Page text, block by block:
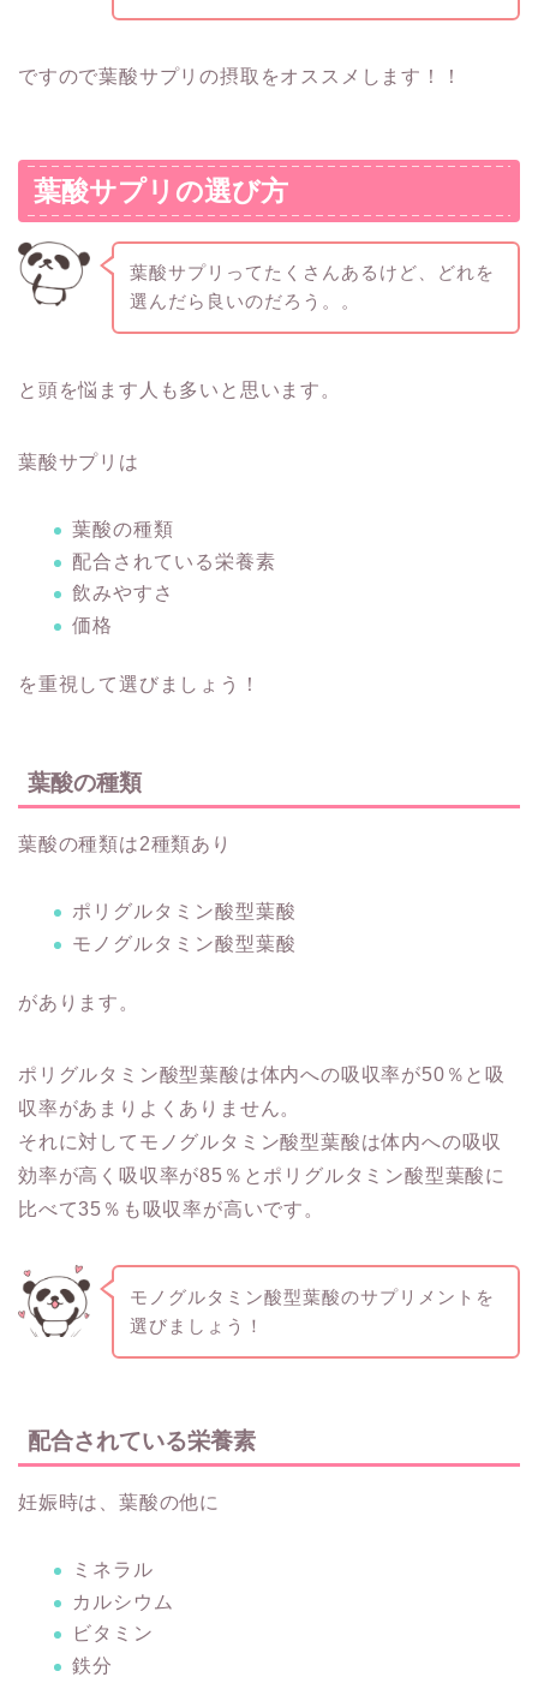
ですので葉酸サプリの摂取をオススメします！！
葉酸サプリの選び方
葉酸サプリってたくさんあるけど、どれを
選んだら良いのだろう。。
と頭を悩ます人も多いと思います。
葉酸サプリは
葉酸の種類
配合されている栄養素
飲みやすさ
価格
を重視して選びましょう！
葉酸の種類
葉酸の種類は2種類あり
ポリグルタミン酸型葉酸
モノグルタミン酸型葉酸
があります。
ポリグルタミン酸型葉酸は体内への吸収率が50％と吸
収率があまりよくありません。
それに対してモノグルタミン酸型葉酸は体内への吸収
効率が⾼く吸収率が85％とポリグルタミン酸型葉酸に
比べて35％も吸収率が高いです。
モノグルタミン酸型葉酸のサプリメントを
選びましょう！
配合されている栄養素
妊娠時は、葉酸の他に
ミネラル
カルシウム
ビタミン
鉄分